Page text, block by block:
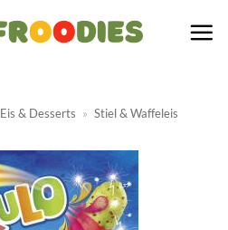
Eis & Desserts » Stiel & Waffeleis